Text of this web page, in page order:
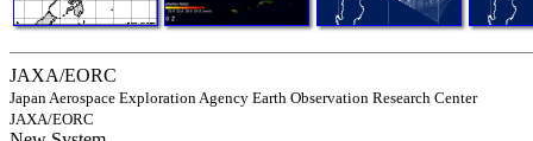
JAXA/EORC
Japan Aerospace Exploration Agency Earth Observation Research Center
JAXA/EORC